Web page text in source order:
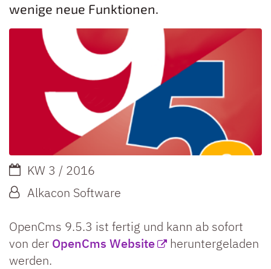
wenige neue Funktionen.
Datum:KW 3 / 2016
Von:Alkacon Software
OpenCms 9.5.3 ist fertig und kann ab sofort
von der OpenCms Website
heruntergeladen
werden.